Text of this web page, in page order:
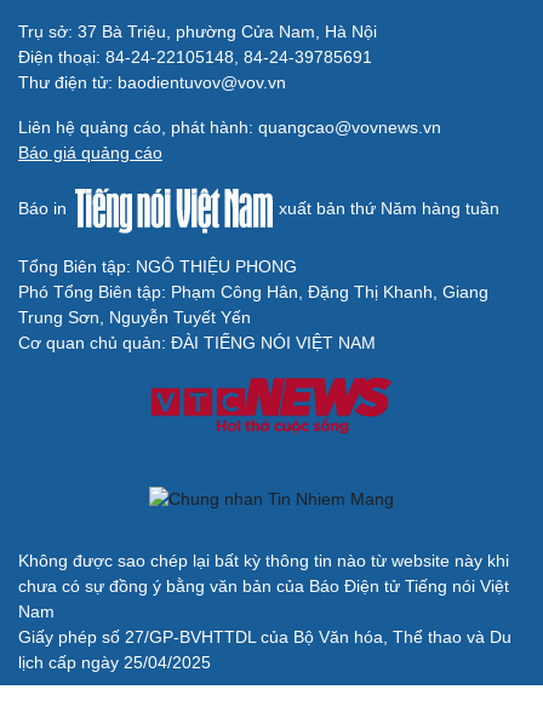
Trụ sở: 37 Bà Triệu, phường Cửa Nam, Hà Nội
Điện thoại: 84-24-22105148, 84-24-39785691
Thư điện tử: baodientuvov@vov.vn
Liên hệ quảng cáo, phát hành: quangcao@vovnews.vn
Báo giá quảng cáo
Báo in xuất bản thứ Năm hàng tuần
Tổng Biên tập: NGÔ THIỆU PHONG
Phó Tổng Biên tập: Phạm Công Hân, Đặng Thị Khanh, Giang
Trung Sơn, Nguyễn Tuyết Yến
Cơ quan chủ quản: ĐÀI TIẾNG NÓI VIỆT NAM
Không được sao chép lại bất kỳ thông tin nào từ website này khi
chưa có sự đồng ý bằng văn bản của Báo Điện tử Tiếng nói Việt
Nam
Giấy phép số 27/GP-BVHTTDL của Bộ Văn hóa, Thể thao và Du
lịch cấp ngày 25/04/2025